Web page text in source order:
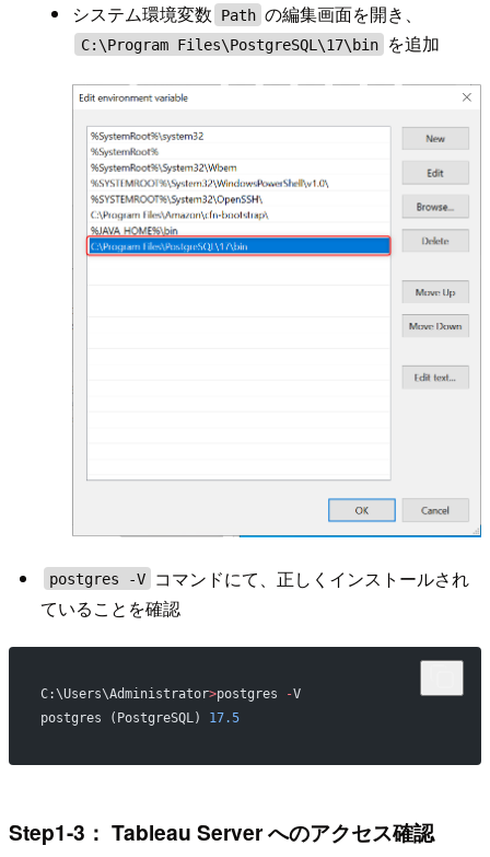
システム環境変数
Path の編集画面を開き、
C:\Program Files\PostgreSQL\17\bin を追加
postgres -V
コマンドにて、正しくインストールされ
ていることを確認
C:\Users\Administrator>postgres -V
postgres (PostgreSQL) 17.5
Step1-3： Tableau Server へのアクセス確認